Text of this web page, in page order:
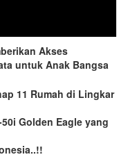
Akses
untuk Anak Bangsa
11 Rumah di Lingkar
Golden Eagle yang